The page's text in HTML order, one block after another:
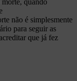
quando
não é simplesmente
para seguir as
que já fez